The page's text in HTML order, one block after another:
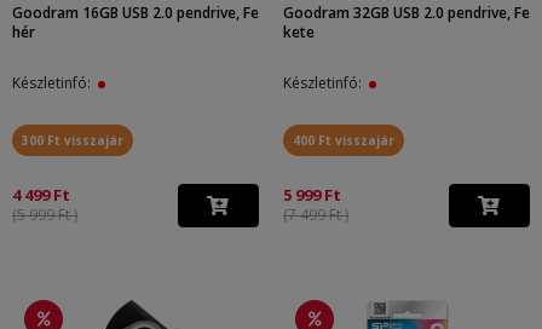
Goodram 16GB USB 2.0 pendrive, Fe
hér
Készletinfó:
300 Ft visszajár
4 499 Ft
(5 999 Ft )
Goodram 32GB USB 2.0 pendrive, Fe
kete
Készletinfó:
400 Ft visszajár
5 999 Ft
(7 499 Ft )